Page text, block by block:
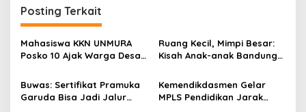
s
i
p
o
s
Posting Terkait
Mahasiswa KKN UNMURA
Posko 10 Ajak Warga Desa
Digital
Ruang Kecil, Mimpi Besar:
Kisah Anak-anak Bandung
Lewat Literasi
Buwas: Sertifikat Pramuka
Garuda Bisa Jadi Jalur
Kemendikdasmen Gelar
MPLS Pendidikan Jarak